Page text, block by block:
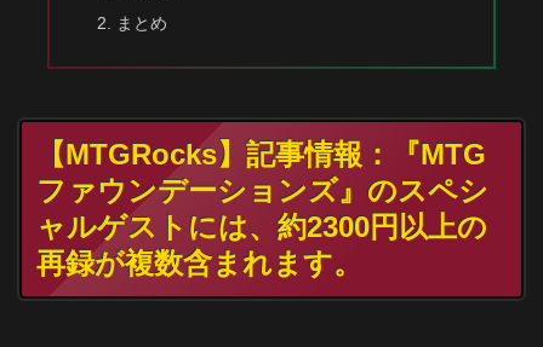
まとめ
【MTGRocks】記事情報：『MTG
ファウンデーションズ』のスペシ
ャルゲストには、約2300円以上の
再録が複数含まれます。